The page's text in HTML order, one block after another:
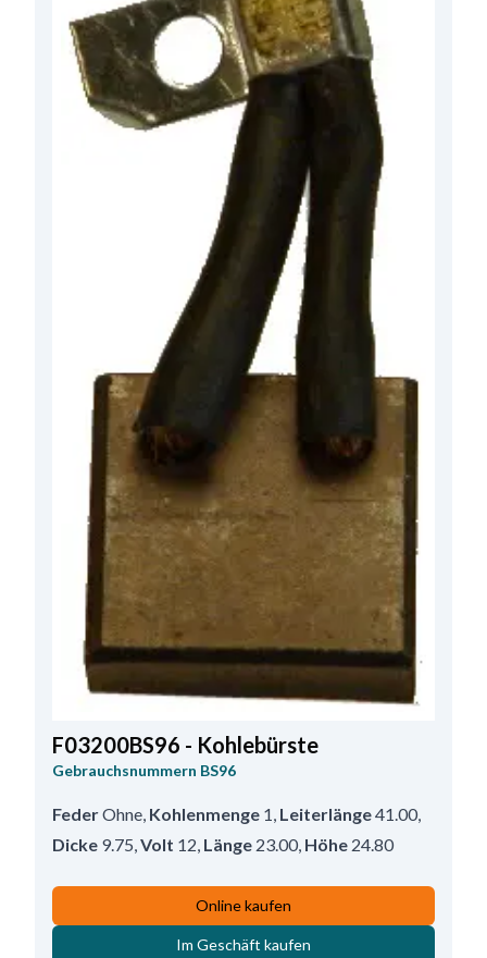
F03200BS96 - Kohlebürste
Gebrauchsnummern BS96
FederOhne, Kohlenmenge 1, Leiterlänge41.00,
Dicke 9.75,Volt 12, Länge 23.00, Höhe 24.80
Online kaufen
Im Geschäft kaufen